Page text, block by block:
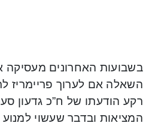
בשבועות האחרונים מעסיקה
השאלה אם לערוך פריימריז
רקע הודעתו של ח”כ גדעון
המציאות ובדבר שעשוי